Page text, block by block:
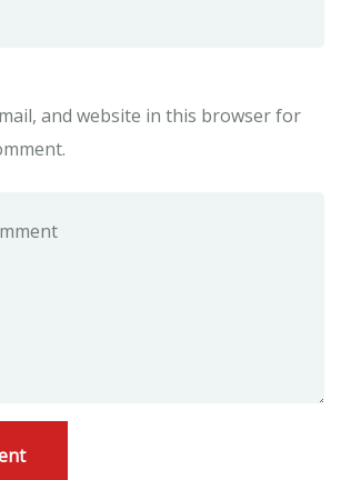
and website in this browser for